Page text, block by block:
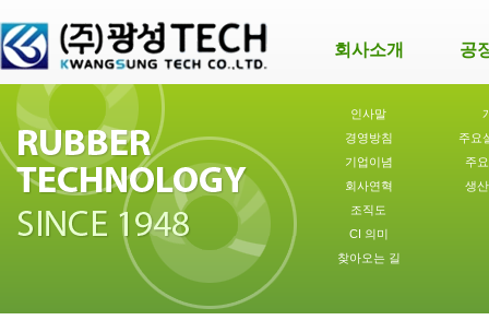
회사소개 공
인사말
경영방침
기업이념
회사연혁
조직도
CI 의미
찾아오는 길
주요
주
생